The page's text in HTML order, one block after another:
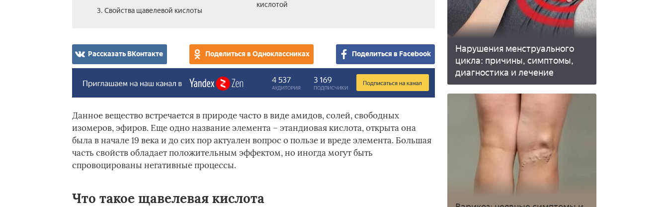
3. Свойства щавелевой кислоты
кислотой
Рассказать ВКонтакте Поделиться в Одноклассниках Поделиться в Facebook
Данное вещество встречается в природе часто в виде амидов, солей, свободных
изомеров, эфиров. Еще одно название элемента – этандиовая кислота, открыта она
была в начале 19 века и до сих пор актуален вопрос о пользе и вреде элемента. Большая
часть свойств обладает положительным эффектом, но иногда могут быть
спровоцированы негативные процессы.
Что такое щавелевая кислота
Нарушения менструального
цикла: причины, симптомы,
диагностика и лечение